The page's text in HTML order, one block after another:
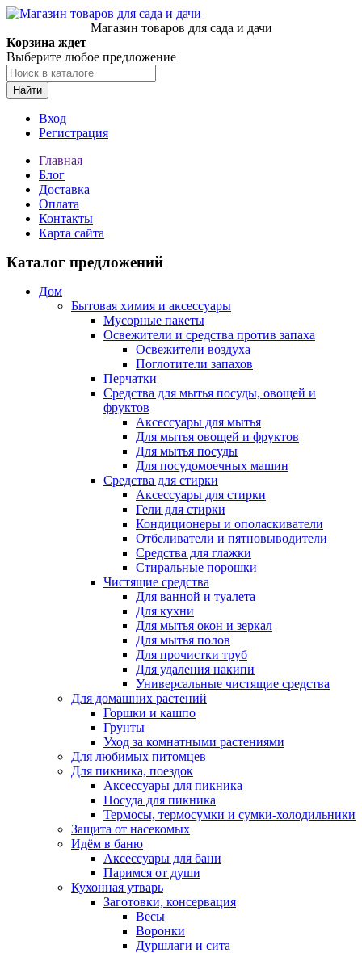
Магазин товаров для сада и дачи
Корзина ждет
Выберите любое предложение
Найти
Вход
Регистрация
Главная
Блог
Доставка
Оплата
Контакты
Карта сайта
Каталог предложений
Дом
Бытовая химия и аксессуары
Мусорные пакеты
Освежители и средства против запаха
Освежители воздуха
Поглотители запахов
Перчатки
Средства для мытья посуды, овощей и
фруктов
Аксессуары для мытья
Для мытья овощей и фруктов
Для мытья посуды
Для посудомоечных машин
Средства для стирки
Аксессуары для стирки
Гели для стирки
Кондиционеры и ополаскиватели
Отбеливатели и пятновыводители
Средства для глажки
Стиральные порошки
Чистящие средства
Для ванной и туалета
Для кухни
Для мытья окон и зеркал
Для мытья полов
Для прочистки труб
Для удаления накипи
Универсальные чистящие средства
Для домашних растений
Горшки и кашпо
Грунты
Уход за комнатными растениями
Для любимых питомцев
Для пикника, поездок
Аксессуары для пикника
Посуда для пикника
Термосы, термосумки и сумки-холодильники
Защита от насекомых
Идём в баню
Аксессуары для бани
Паримся от души
Кухонная утварь
Заготовки, консервация
Весы
Воронки
Дуршлаги и сита